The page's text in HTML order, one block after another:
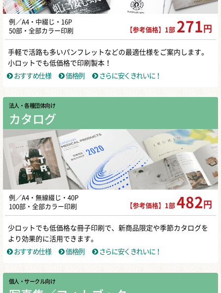
例／A4・中綴じ・16P
50部・全部カラー印刷
【参考価格】1部 271 円
手軽で活路も多いパンフレットなどの最適仕様をご案内します。
小ロットでも低価格で印刷製本！
おすすめ仕様
価格例 さらに安くきれいに！
法人・各種団体向け
カタログ
例／A4・無線綴じ・40P
100部・全部カラー印刷
【参考価格】1部 482 円
少ロットでも低価格な冊子印刷で、新商品限定や季節カタログを
より効果的に活用できます。
おすすめ仕様
価格例 さらに安くきれいに！
個人・サークル向け